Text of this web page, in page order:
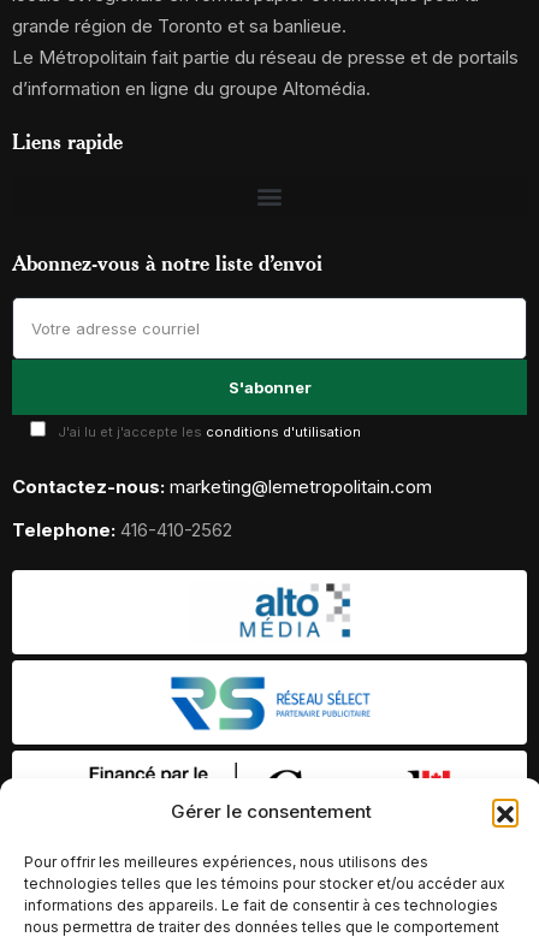
Gérer le consentement
Pour offrir les meilleures expériences, nous utilisons des
technologies telles que les témoins pour stocker et/ou accéder aux
informations des appareils. Le fait de consentir à ces technologies
nous permettra de traiter des données telles que le comportement
grande région de Toronto et sa banlieue.
Le Métropolitain fait partie du réseau de presse et de portails
d’information en ligne du groupe Altomédia.
Liens rapide
Abonnez-vous à notre liste d’envoi
J'ai lu et j'accepte les conditions d'utilisation
Contactez-nous: marketing@lemetropolitain.com
Telephone: 416-410-2562